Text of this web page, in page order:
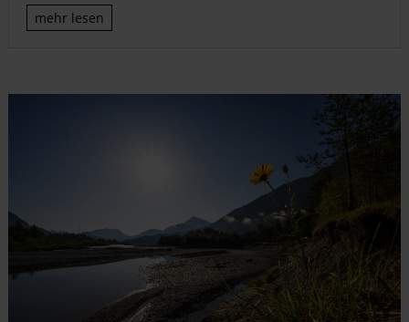
mehr lesen